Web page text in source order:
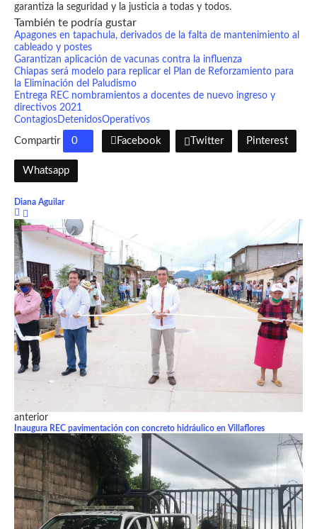
garantiza la seguridad y la justicia a todas y todos.
También te podría gustar
Apagones en tapachula, derivados de la falta de mantenimiento al
cableado y postes
Garantizan aplicación de vacunas contra la influenza
Chiapas será modelo para replicar el Plan de Reforzamiento para
la Eliminación del Paludismo
Entrega REC nombramientos a docentes de nuevo ingreso y
directivos 2021
ContagiosDetenidosOperativos
Compartir 0 Facebook Twitter Pinterest
Whatsapp
Diana Aguilar
anterior
Inaugura REC pavimentación con concreto hidráulico en Villaflores